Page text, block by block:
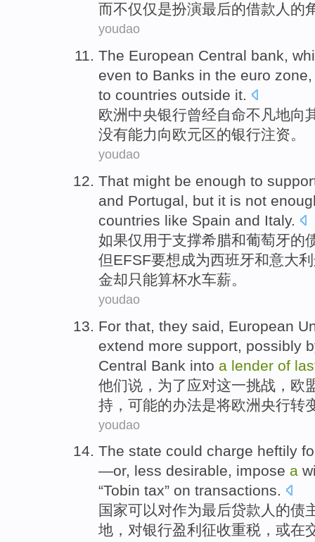
而不仅仅是扮演最后的借款人的
youdao
The European Central bank,
even to Banks in the euro zone
to countries outside it.
欧洲 中央银行曾经自命不凡地向
没有能力向欧元区的银行注资。
youdao
That might be enough to
and Portugal, but it is not
countries like Spain and Italy.
如果仅用于支撑希腊和葡萄牙的
但EFSF要想成为西班牙和意大利
金却只能算杯水车薪。
youdao
For that, they said European
extend more support possibly
Central Bank into a lender of
他们说 ， 为了 应对这一挑战， 欧
持 ， 可能的办法是将欧洲 央行转
youdao
The state could charge heftily
—or, less desirable, impose a
“Tobin tax” on transactions.
国家可以对作为最后贷款人 的债
地， 对银行盈利 征收重税 ， 或在